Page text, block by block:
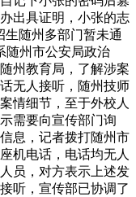
出具证明，小张的志
生随州多部门暂未通
随州市公安局政治
州教育局，了解涉案
无人接听，随州技师
情细节，至于外校人
需要向宣传部门询
息，记者拨打随州市
机电话，电话均无人
员，对方表示上述发
听，宣传部已协调了